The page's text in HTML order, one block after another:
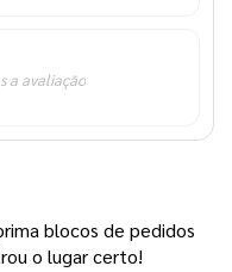
a avaliação
blocos de pedidos
o lugar certo!